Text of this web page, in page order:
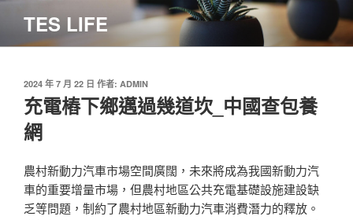
主
TES LIFE
發
佈
於
2024 年 7 月 22 日 作者: ADMIN
充電樁下鄉邁過幾道坎_中國查包養
網
農村新動力汽車市場空間廣闊，未來將成為我國新動力汽
車的重要增量市場，但農村地區公共充電基礎設施建設缺
乏等問題，制約了農村地區新動力汽車消費潛力的釋放。